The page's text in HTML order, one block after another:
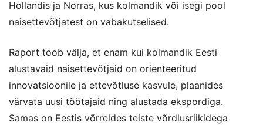
Hollandis ja Norras, kus kolmandik või isegi pool
naisettevõtjatest on vabakutselised.
Raport toob välja, et enam kui kolmandik Eesti
alustavaid naisettevõtjaid on orienteeritud
innovatsioonile ja ettevõtluse kasvule, plaanides
värvata uusi töötajaid ning alustada ekspordiga.
Samas on Eestis võrreldes teiste võrdlusriikidega